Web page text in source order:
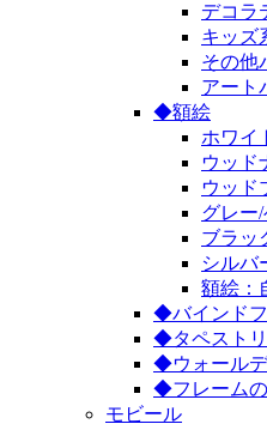
デコラ
キッズ
その他
アート
◆額絵
ホワイ
ウッド
ウッド
グレー
ブラッ
シルバ
額絵：
◆バインド
◆タペスト
◆ウォール
◆フレーム
モビール